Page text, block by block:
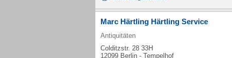
Marc Härtling Härtling Service
Antiquitäten
Colditzstr. 28 33H
12099 Berlin - Tempelhof